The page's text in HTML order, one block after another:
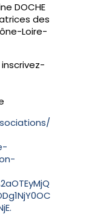
DOCHE
des
Loire-